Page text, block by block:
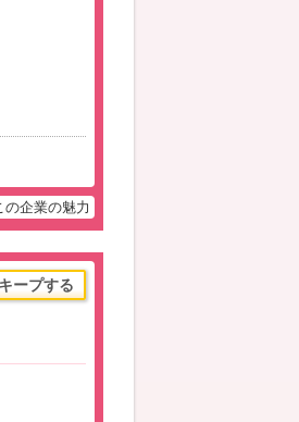
企業の魅力
ープする